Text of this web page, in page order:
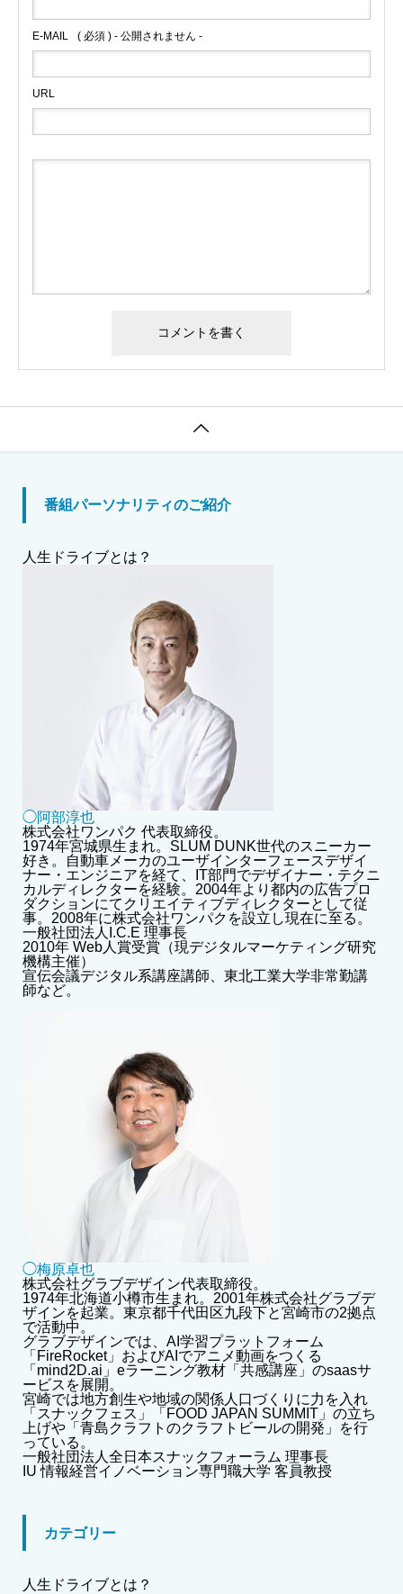
E-MAIL ( 必須 ) - 公開されません -
URL

番組パーソナリティのご紹介
人生ドライブとは？
◯阿部淳也
株式会社ワンパク 代表取締役。
1974年宮城県生まれ。SLUM DUNK世代のスニーカー
好き。自動車メーカのユーザインターフェースデザイ
ナー・エンジニアを経て、IT部門でデザイナー・テクニ
カルディレクターを経験。2004年より都内の広告プロ
ダクションにてクリエイティブディレクターとして従
事。2008年に株式会社ワンパクを設立し現在に至る。
一般社団法人I.C.E 理事長
2010年 Web人賞受賞（現デジタルマーケティング研究
機構主催）
宣伝会議デジタル系講座講師、東北工業大学非常勤講
師など。
◯梅原卓也
株式会社グラブデザイン代表取締役。
1974年北海道小樽市生まれ。2001年株式会社グラブデ
ザインを起業。東京都千代田区九段下と宮崎市の2拠点
で活動中。
グラブデザインでは、AI学習プラットフォーム
「FireRocket」およびAIでアニメ動画をつくる
「mind2D.ai」eラーニング教材「共感講座」のsaasサ
ービスを展開。
宮崎では地方創生や地域の関係人口づくりに力を入れ
「スナックフェス」「FOOD JAPAN SUMMIT」の立ち
上げや「青島クラフトのクラフトビールの開発」を行
っている。
一般社団法人全日本スナックフォーラム 理事長
IU 情報経営イノベーション専門職大学 客員教授
カテゴリー
人生ドライブとは？